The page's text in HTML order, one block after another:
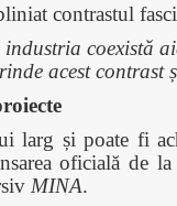
contrastul
coexistă
acest
larg și poate fi
oficială de
MINA.